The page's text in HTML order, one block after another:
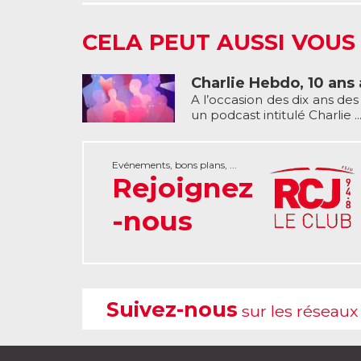
CELA PEUT AUSSI VOUS
Charlie Hebdo, 10
A l’occasion des dix ans
un podcast intitulé Charlie ...
Evénements, bons plans, ...
Rejoignez
-nous
Suivez-nous sur les